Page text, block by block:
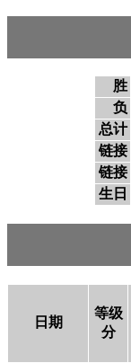
胜
负
总计
链接
链接
生日
日期
等级
分